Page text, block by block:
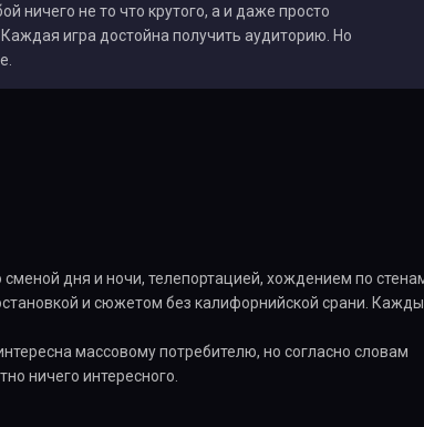
ничего не то что крутого, а и даже просто
игра достойна получить аудиторию. Но
дня и ночи, телепортацией, хождением по
и сюжетом без калифорнийской срани.
массовому потребителю, но согласно словам
ничего интересного.